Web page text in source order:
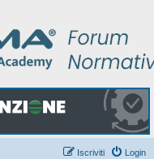
Login
Iscriviti